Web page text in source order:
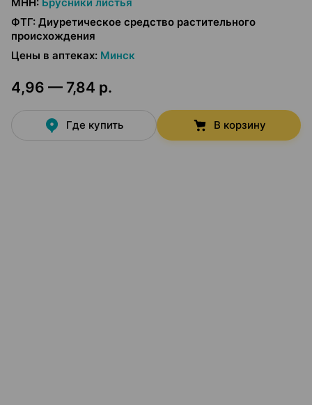
ФТГ: Диуретическое средство растительного
происхождения
Цены в аптеках: Минск
4,96 — 7,84 р.
Где купить В корзину